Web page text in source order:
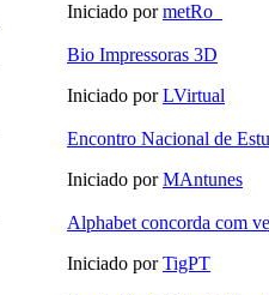
Iniciado pormetRo_
Bio Impressoras 3D
Iniciado porLVirtual
Encontro Nacional de
Iniciado porMAntunes
Alphabet concorda com
Iniciado porTigPT